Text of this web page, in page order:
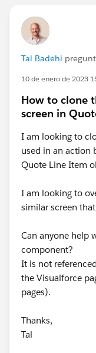
Tal Badehi
10 de enero de 2023
How to clone
screen in
I am looking to
used in an action
Quote Line Item
I am looking to
similar screen
Can anyone help
component?
It is not
the Visualforce
pages).
Thanks,
Tal